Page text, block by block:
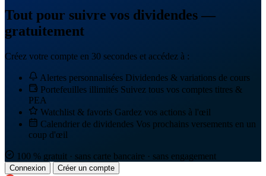
Tout pour suivre vos dividendes —
gratuitement
Créez votre compte en 30 secondes et accédez à :
Alertes personnalisées Dividendes & variations de cours
Portefeuilles illimités Suivez tous vos comptes titres &
PEA
Watchlist & favoris Gardez vos actions à l'œil
Calendrier de dividendes Vos prochains versements en un
coup d'œil
100 % gratuit · sans carte bancaire · sans engagement
Connexion Créer un compte